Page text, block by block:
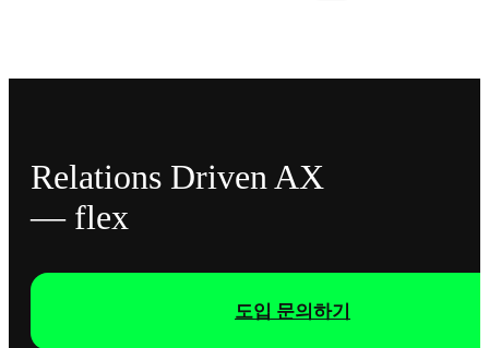
Relations Driven AX
— flex
도입 문의하기